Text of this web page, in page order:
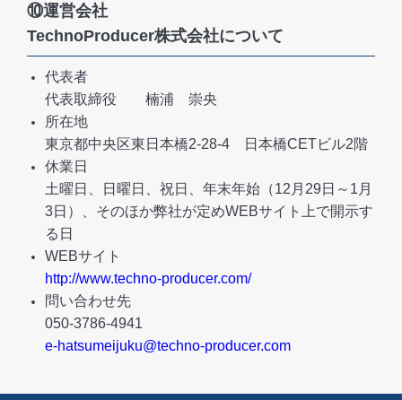
⑩運営会社
TechnoProducer株式会社について
代表者
代表取締役 楠浦 崇央
所在地
東京都中央区東日本橋2-28-4 日本橋CETビル2階
休業日
土曜日、日曜日、祝日、年末年始（12月29日～1月
3日）、そのほか弊社が定めWEBサイト上で開示す
る日
WEBサイト
http://www.techno-producer.com/
問い合わせ先
050-3786-4941
e-hatsumeijuku@techno-producer.com